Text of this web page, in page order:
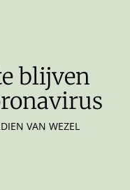
blijven
VAN WEZEL